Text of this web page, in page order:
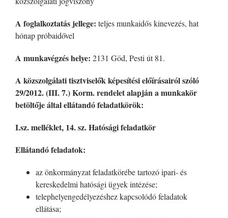
A foglalkoztatás jellege: teljes munkaidős kinevezés, hat
hónap próbaidővel
A munkavégzés helye: 2131 Göd, Pesti út 81.
A közszolgálati tisztviselők képesítési előírásairól szóló
29/2012. (III. 7.) Korm. rendelet alapján a munkakör
betöltője által ellátandó feladatkörök:
I.sz. melléklet, 14. sz. Hatósági feladatkör
Ellátandó feladatok:
az önkormányzat feladatkörébe tartozó ipari- és
kereskedelmi hatósági ügyek intézése;
telephelyengedélyezéshez kapcsolódó feladatok
ellátása;